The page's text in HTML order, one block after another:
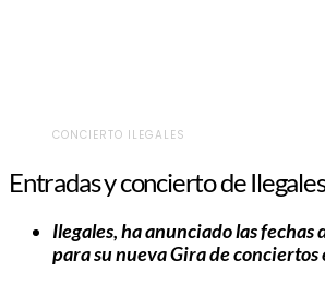
CONCIERTO ILEGALES
Entradas y concierto de
Ilegales, ha anunciado las fechas
para su nueva Gira de conciertos